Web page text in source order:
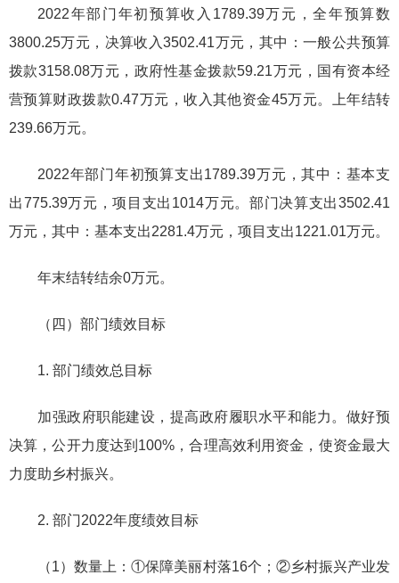
2022年部门年初预算收入1789.39万元，全年预算数
3800.25万元，决算收入3502.41万元，其中：一般公共预算
拨款3158.08万元，政府性基金拨款59.21万元，国有资本经
营预算财政拨款0.47万元，收入其他资金45万元。上年结转
239.66万元。
2022年部门年初预算支出1789.39万元，其中：基本支
出775.39万元，项目支出1014万元。部门决算支出3502.41
万元，其中：基本支出2281.4万元，项目支出1221.01万元。
年末结转结余0万元。
（四）部门绩效目标
1. 部门绩效总目标
加强政府职能建设，提高政府履职水平和能力。做好预
决算，公开力度达到100%，合理高效利用资金，使资金最大
力度助乡村振兴。
2. 部门2022年度绩效目标
（1）数量上：①保障美丽村落16个；②乡村振兴产业发